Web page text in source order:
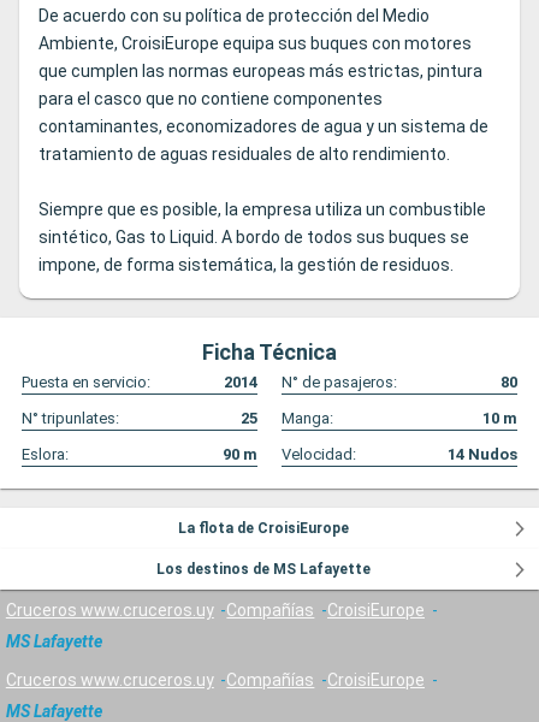
De acuerdo con su política de protección del Medio
Ambiente, CroisiEurope equipa sus buques con motores
que cumplen las normas europeas más estrictas, pintura
para el casco que no contiene componentes
contaminantes, economizadores de agua y un sistema de
tratamiento de aguas residuales de alto rendimiento.
Siempre que es posible, la empresa utiliza un combustible
sintético, Gas to Liquid. A bordo de todos sus buques se
impone, de forma sistemática, la gestión de residuos.
Ficha Técnica
Puesta en servicio: 2014 N° de pasajeros:
80
N° tripunlates:
25 Manga: 10 m
Eslora:
90 m Velocidad: 14 Nudos
La flota de CroisiEurope
Los destinos de MS Lafayette
Cruceros www.cruceros.uy Compañías
CroisiEurope
MS Lafayette
Cruceros www.cruceros.uy Compañías
CroisiEurope
MS Lafayette